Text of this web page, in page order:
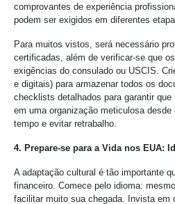
comprovantes de experiência
podem ser exigidos em diferentes
Para muitos vistos, será necessário
certificadas, além de verificar-se que
exigências do consulado ou USCIS.
e digitais) para armazenar todos os
checklists detalhados para garantir
em uma organização meticulosa
tempo e evitar retrabalho.
4. Prepare-se para a Vida nos EUA:
A adaptação cultural é tão importante
financeiro. Comece pelo idioma:
facilitar muito sua chegada. Invista em